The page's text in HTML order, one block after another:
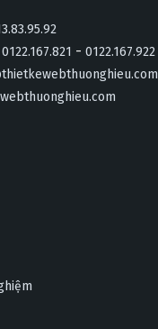
0122.167.821 - 0122.167.922